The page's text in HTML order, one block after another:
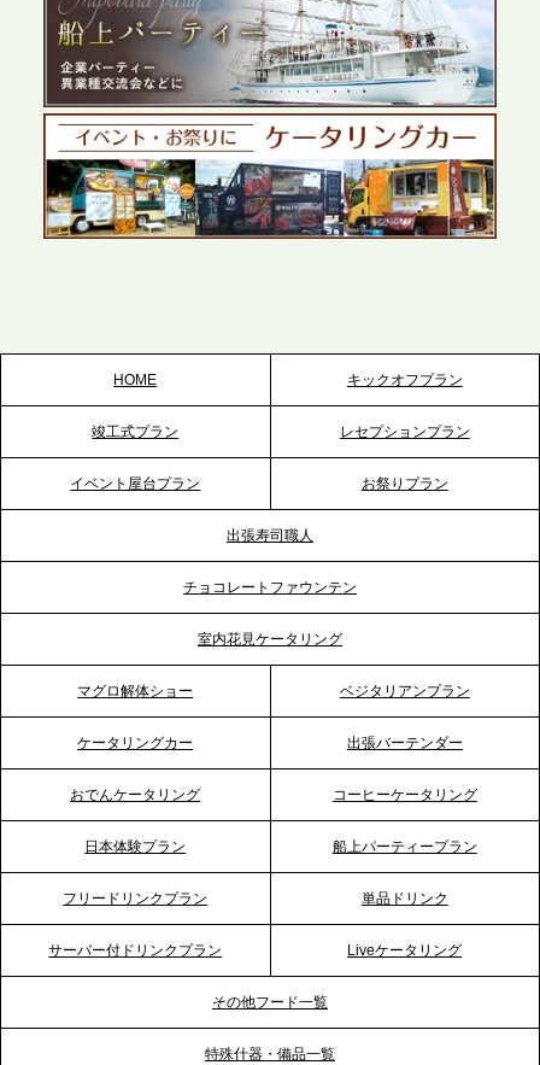
2026.5.27
プレスリリースのご案内｜ケータリングのセカンド
テーブル、千葉本社を新設。幕張・舞浜の大型イベ
ントから主要都市の社内懇親会まで、現地拠点を活
かしたスムーズな対応を展開
2026.5.22
2026.5.20
プレスリリースのご案内｜ケータリングのセカンド
2026.5.12
プレスリリースのご案内｜ケータリングのセカンド
プレスリリースのご案内｜「温かな食」が会話のス
イッチに。新入社員研修で《食体験としてのケータ
テーブル、横浜事務所を新設。神奈川エリアのサー
ビス提供体制を強化し、質の高い「場づくり」をサ
HOME キックオフプラン
竣工式プラン レセプションプラン
イベント屋台プラン お祭りプラン
出張寿司職人
チョコレートファウンテン
室内花見ケータリング
マグロ解体ショー ベジタリアンプラン
ケータリングカー 出張バーテンダー
おでんケータリング コーヒーケータリング
日本体験プラン 船上パーティープラン
フリードリンクプラン 単品ドリンク
サーバー付ドリンクプラン Liveケータリング
その他フード一覧
特殊什器・備品一覧